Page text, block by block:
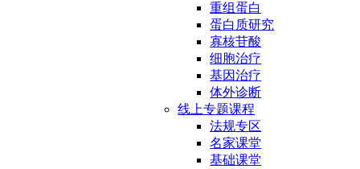
重组蛋白
蛋白质研究
寡核苷酸
细胞治疗
基因治疗
体外诊断
线上专题课程
法规专区
名家课堂
基础课堂